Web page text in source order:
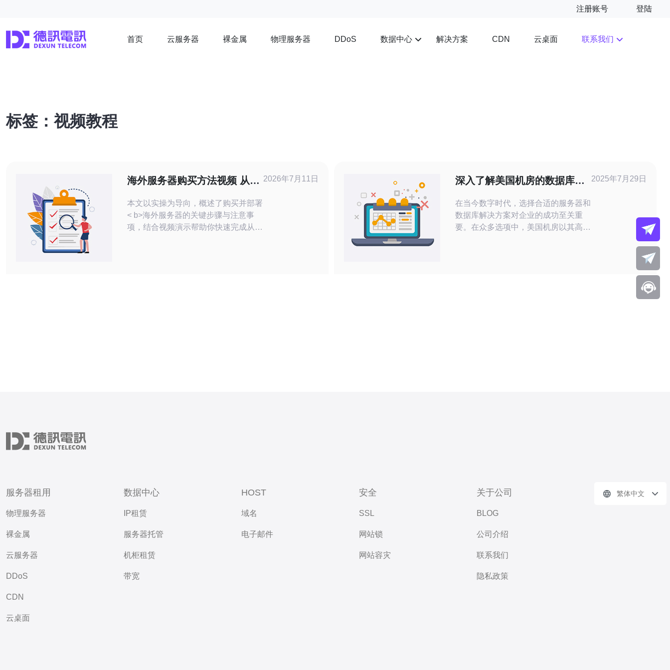
注册账号 登陆
首页 云服务器 裸金属 物理服务器 DDoS 数据中心 解决方案 CDN 云桌面 联系我们
标签：视频教程
海外服务器购买方法视频 从选
本文以实操为导向，概述了购买并部署
< b>海外服务器的关键步骤与注意事
项，结合视频演示帮助你快速完成从需
2026年7月11日
深入了解美国机房的数据库视
在当今数字时代，选择合适的服务器和
数据库解决方案对企业的成功至关重
要。在众多选项中，美国机房以其高可
2025年7月29日
服务器租用
物理服务器
裸金属
云服务器
DDoS
CDN
云桌面
数据中心
IP租赁
服务器托管
机柜租赁
带宽
HOST
域名
电子邮件
安全
SSL
网站锁
网站容灾
关于公司
BLOG
公司介绍
联系我们
隐私政策
繁体中文